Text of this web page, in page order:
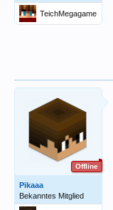
TeichMegagame
r
Offline
Pikaaa
Bekanntes Mitglied